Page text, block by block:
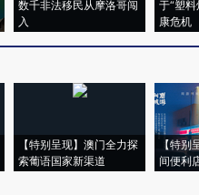
数千非法移民从摩洛哥闯
入
于“塑
康危机
【特别呈现】澳门全力探
索葡语国家新渠道
【特别
间便利